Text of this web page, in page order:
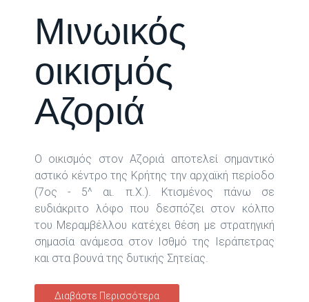
Μινωικός
οικισμός
Αζοριά
Ο οικισμός στον Αζοριά αποτελεί σημαντικό
αστικό κέντρο της Κρήτης την αρχαϊκή περίοδο
(7ος - 5^ αι. π.Χ.). Κτισμένος πάνω σε
ευδιάκριτο λόφο που δεσπόζει στον κόλπο
του Μεραμβέλλου κατέχει θέση με στρατηγική
σημασία ανάμεσα στον Ισθμό της Ιεράπετρας
και στα βουνά της δυτικής Σητείας.
Διαβάστε Περισσότερα